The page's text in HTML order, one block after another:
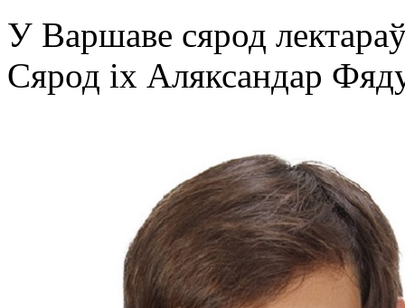
У Варшаве сярод
Сярод іх Аляксандар